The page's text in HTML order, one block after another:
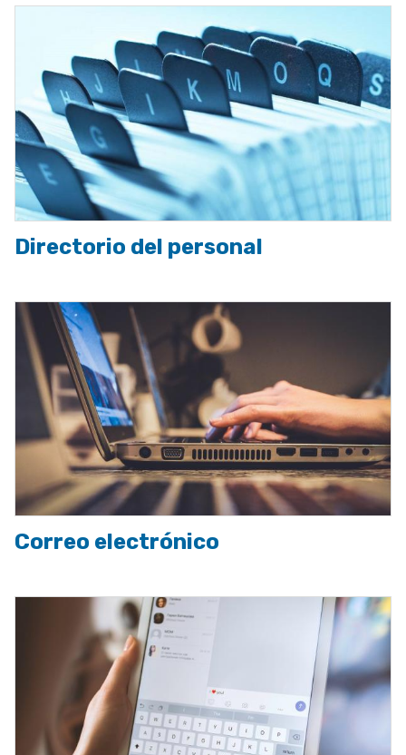
Directorio del personal
Imagen
Correo electrónico